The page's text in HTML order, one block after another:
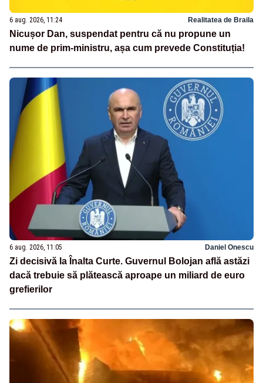
6 aug. 2026, 11:24 Realitatea de Braila
Nicușor Dan, suspendat pentru că nu propune un
nume de prim-ministru, așa cum prevede Constituția!
6 aug. 2026, 11:05 Daniel Onescu
Zi decisivă la Înalta Curte. Guvernul Bolojan află astăzi
dacă trebuie să plătească aproape un miliard de euro
grefierilor